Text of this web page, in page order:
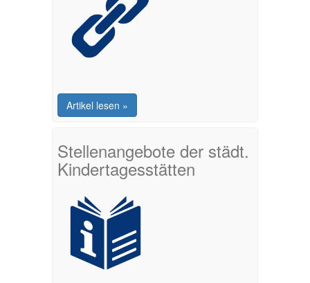
Artikel lesen »
Stellenangebote der städt.
Kindertagesstätten